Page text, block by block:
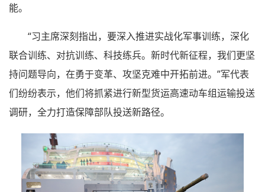
能。
“习主席深刻指出，要深入推进实战化军事训练，深化
联合训练、对抗训练、科技练兵。新时代新征程，我们更坚
持问题导向，在勇于变革、攻坚克难中开拓前进。”军代表
们纷纷表示，他们将抓紧进行新型货运高速动车组运输投送
调研，全力打造保障部队投送新路径。